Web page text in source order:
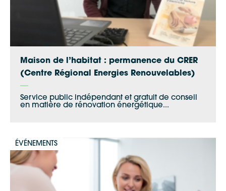
Maison de l’habitat : permanence du CRER
(Centre Régional Energies Renouvelables)
Service public indépendant et gratuit de conseil
en matière de rénovation énergétique...
ÉVÉNEMENTS
ShareThis is disabled. Allow
Apple Plans
Waze